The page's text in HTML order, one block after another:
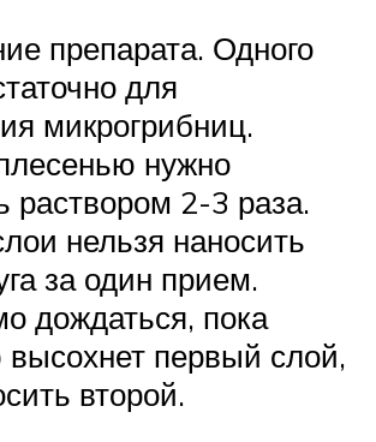
препарата. Одного
для
микрогрибниц.
нужно
раствором 2-3 раза.
нельзя наносить
за один прием.
дождаться, пока
высохнет первый слой,
второй.